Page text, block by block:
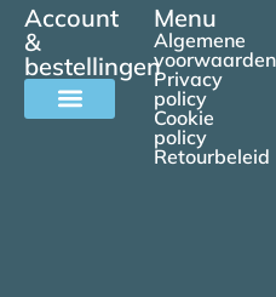
Account
&
bestellingen
Menu
Algemene
voorwaarden
Privacy
policy
Cookie
policy
Retourbeleid